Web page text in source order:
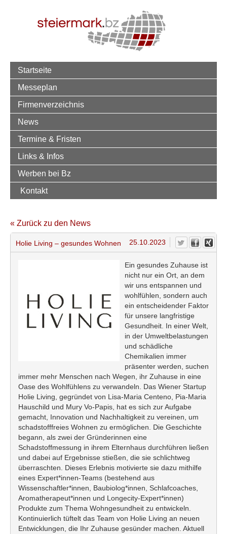
Startseite
Messeplan
Firmenverzeichnis
News
Termine & Fristen
Links & Infos
Werben bei Bz
Kontakt
« Zurück zu den News
Holie Living – gesundes Wohnen 25.10.2023
Ein gesundes Zuhause ist
nicht nur ein Ort, an dem
wir uns entspannen und
wohlfühlen, sondern auch
ein entscheidender Faktor
für unsere langfristige
Gesundheit. In einer Welt,
in der Umweltbelastungen
und schädliche
Chemikalien immer
präsenter werden, suchen
immer mehr Menschen nach Wegen, ihr Zuhause in eine
Oase des Wohlfühlens zu verwandeln. Das Wiener Startup
Holie Living, gegründet von Lisa-Maria Centeno, Pia-Maria
Hauschild und Mury Vo-Papis, hat es sich zur Aufgabe
gemacht, Innovation und Nachhaltigkeit zu vereinen, um
schadstofffreies Wohnen zu ermöglichen. Die Geschichte
begann, als zwei der Gründerinnen eine
Schadstoffmessung in ihrem Elternhaus durchführen ließen
und dabei auf Ergebnisse stießen, die sie schlichtweg
überraschten. Dieses Erlebnis motivierte sie dazu mithilfe
eines Expert*innen-Teams (bestehend aus
Wissenschaftler*innen, Baubiolog*innen, Schlafcoaches,
Aromatherapeut*innen und Longecity-Expert*innen)
Produkte zum Thema Wohngesundheit zu entwickeln.
Kontinuierlich tüftelt das Team von Holie Living an neuen
Entwicklungen, die Ihr Zuhause gesünder machen. Aktuell